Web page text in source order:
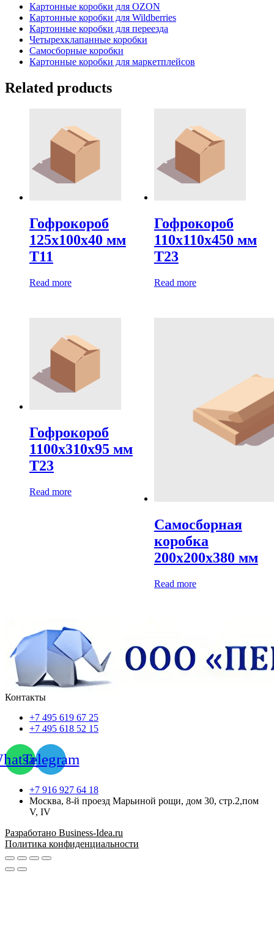
Картонные коробки для OZON
Картонные коробки для Wildberries
Картонные коробки для переезда
Четырехклапанные коробки
Самосборные коробки
Картонные коробки для маркетплейсов
Related products
Гофрокороб
125х100х40 мм
Т11
Read more
Гофрокороб
110х110х450 мм
Т23
Read more
Гофрокороб
1100х310х95 мм
Т23
Read more
Самосборная
коробка
200х200х380 мм
Read more
Контакты
+7 495 619 67 25
+7 495 618 52 15
Telegram
+7 916 927 64 18
Москва, 8-й проезд Марьиной рощи, дом 30, стр.2,пом
V, IV
Разработано Business-Idea.ru
Политика конфиденциальности